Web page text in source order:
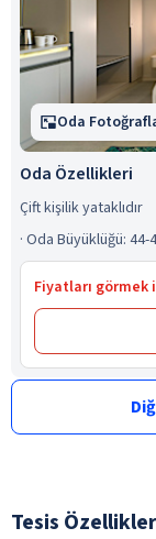
Oda
Oda Özellikleri
Çift kişilik yataklıdır
· Oda Büyüklüğü: 44-
Fiyatları
Tesis